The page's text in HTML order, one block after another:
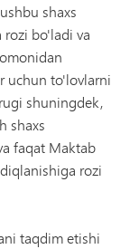
shaxs
bo'ladi va
uchun to'lovlarni
shuningdek,
shaxs
faqat Maktab
rozi
taqdim etishi